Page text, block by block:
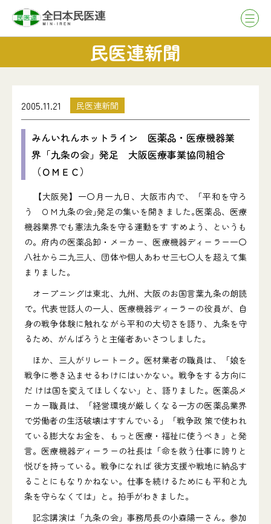
民医連新聞
2005.11.21 民医連新聞
みんいれんホットライン 医薬品・医療機器業
界「九条の会」発足 大阪医療事業協同組合
（ＯＭＥＣ）
【大阪発】一〇月一九日、大阪市内で、「平和を守ろ
う ＯＭ九条の会｣発足の集いを開きました｡医薬品、医療
機器業界でも憲法九条を守る運動をす すめよう、というも
の。府内の医薬品卸・メーカー、医療機器ディーラー一〇
八社から二九三人、団体や個人あわせ三七〇人を超えて集
まりました。
オープニングは東北、九州、大阪のお国言葉九条の朗読
で。代表世話人の一人、医療機器ディーラーの役員が、自
身の戦争体験に触れながら平和の大切さを語り、九条を守
るため、がんばろうと主催者あいさつしました。
ほか、三人がリレートーク。医材業者の職員は、「娘を
戦争に巻き込ませるわけにはいかない。戦争をする方向に
だ けは国を変えてほしくない」と、語りました。医薬品メ
ーカー職員は、「経営環境が厳しくなる一方の医薬品業界
で労働者の生活破壊はすすんでいる」「戦争政 策で使われ
ている膨大なお金を、もっと医療・福祉に使うべき」と発
言。医療機器ディーラーの社長は「命を救う仕事に誇りと
悦びを持っている。戦争になれば 後方支援や戦地に納品す
ることにもなりかねない。仕事を続けるためにも平和と九
条を守らなくては」と。拍手がわきました。
記念講演は「九条の会」事務局長の小森陽一さん。参加